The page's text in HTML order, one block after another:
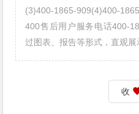
(3)400-1865-909(4)400-
400售后用户服务电话400-
过图表、报告等形式，直观展
收